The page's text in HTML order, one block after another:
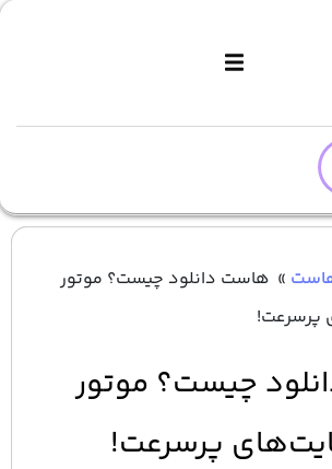
» هاست دانلود چیست؟ موتور
پرسرعت!
چیست؟ موتور
پرسرعت!